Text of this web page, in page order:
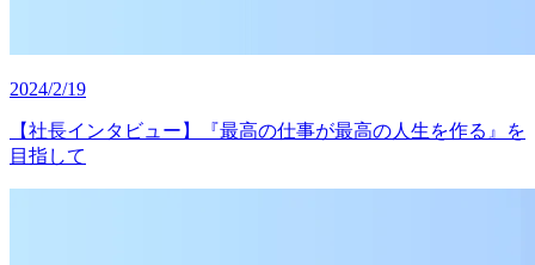
2024/2/19
【社長インタビュー】『最高の仕事が最高の人生を作る』を
目指して